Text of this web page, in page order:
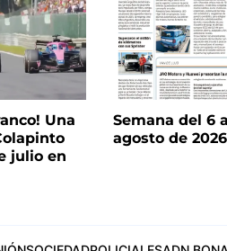
Una
julio en
Semana del 6
agosto de 2026